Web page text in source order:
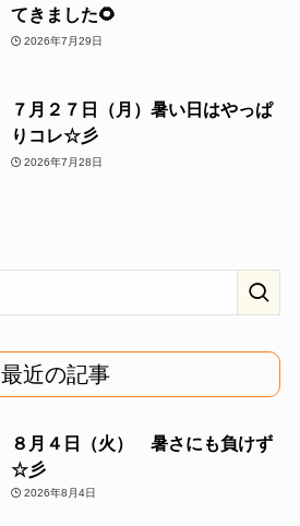
てきました🌻
2026年7月29日
７月２７日（月）暑い日はやっぱ
りコレ☆彡
2026年7月28日
最近の記事
８月４日（火） 暑さにも負けず
☆彡
2026年8月4日